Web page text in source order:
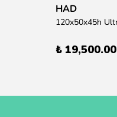
HAD
₺ 19,500.00